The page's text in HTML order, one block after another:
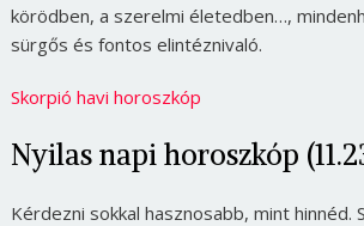
körödben, a szerelmi életedben…,
sürgős és fontos elintéznivaló.
Skorpió havi horoszkóp
Nyilas napi horoszkóp
Kérdezni sokkal hasznosabb, mint hinnéd.